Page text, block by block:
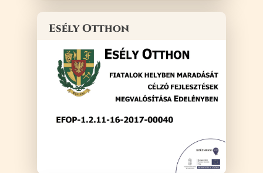
Esély Otthon